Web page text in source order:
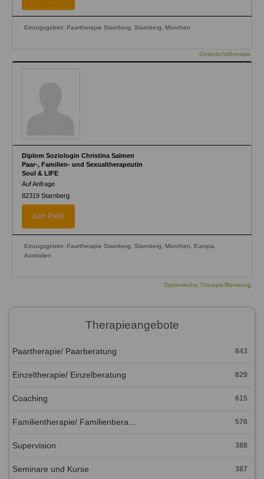
Einzugsgebiet: Paartherapie Starnberg, Starnberg, München
Gesprächstherapie
Diplom Soziologin Christina Salmen
Paar-, Familien- und Sexualtherapeutin
Soul & LIFE
Auf Anfrage
82319 Starnberg
zum Profil
Einzugsgebiet: Paartherapie Starnberg, Starnberg, München, Europa,
Australien
Systemische Therapie/Beratung
Therapieangebote
Paartherapie/ Paarberatung 843
Einzeltherapie/ Einzelberatung 829
Coaching 615
Familientherapie/ Familienbera... 576
Supervision 388
Seminare und Kurse 387